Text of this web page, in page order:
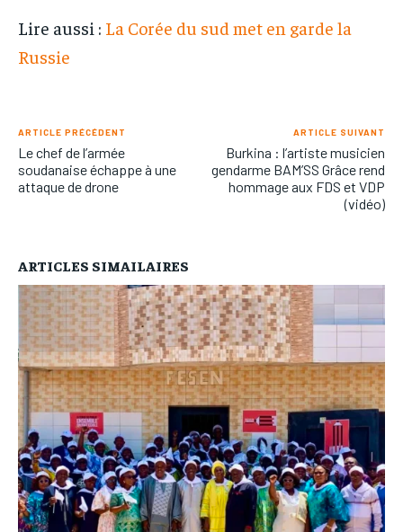
Lire aussi : La Corée du sud met en garde la
Russie
ARTICLE PRÉCÉDENT
Le chef de l’armée
soudanaise échappe à une
attaque de drone
ARTICLE SUIVANT
Burkina : l’artiste musicien
gendarme BAM’SS Grâce rend
hommage aux FDS et VDP
(vidéo)
ARTICLES SIMAILAIRES